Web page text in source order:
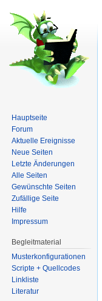
Hauptseite
Forum
Aktuelle Ereignisse
Neue Seiten
Letzte Änderungen
Alle Seiten
Gewünschte Seiten
Zufällige Seite
Hilfe
Impressum
Begleitmaterial
Musterkonfigurationen
Scripte + Quellcodes
Linkliste
Literatur